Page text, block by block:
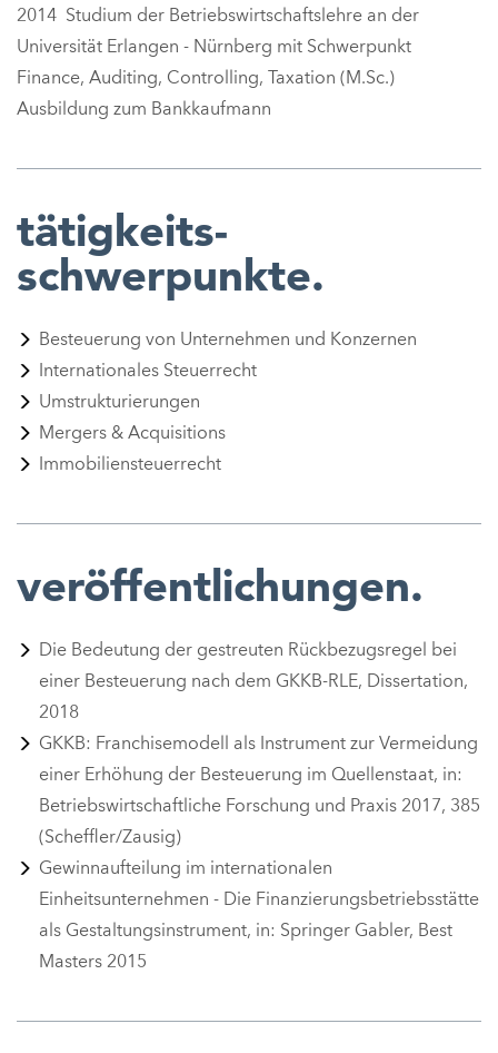
2014 Studium der Betriebswirtschaftslehre an der
Universität Erlangen - Nürnberg mit Schwerpunkt
Finance, Auditing, Controlling, Taxation (M.Sc.)
Ausbildung zum Bankkaufmann
tätigkeits-
schwerpunkte.
Besteuerung von Unternehmen und Konzernen
Internationales Steuerrecht
Umstrukturierungen
Mergers & Acquisitions
Immobiliensteuerrecht
veröffentlichungen.
Die Bedeutung der gestreuten Rückbezugsregel bei
einer Besteuerung nach dem GKKB-RLE, Dissertation,
2018
GKKB: Franchisemodell als Instrument zur Vermeidung
einer Erhöhung der Besteuerung im Quellenstaat, in:
Betriebswirtschaftliche Forschung und Praxis 2017, 385
(Scheffler/Zausig)
Gewinnaufteilung im internationalen
Einheitsunternehmen - Die Finanzierungsbetriebsstätte
als Gestaltungsinstrument, in: Springer Gabler, Best
Masters 2015